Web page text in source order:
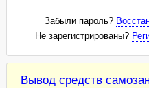
Забыли пароль?
Не зарегистрированы?
Вывод средств